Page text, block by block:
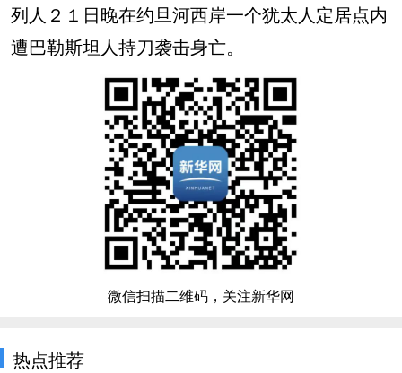
列人２１日晚在约旦河西岸一个犹太人定居点内
遭巴勒斯坦人持刀袭击身亡。
微信扫描二维码，关注新华网
热点推荐